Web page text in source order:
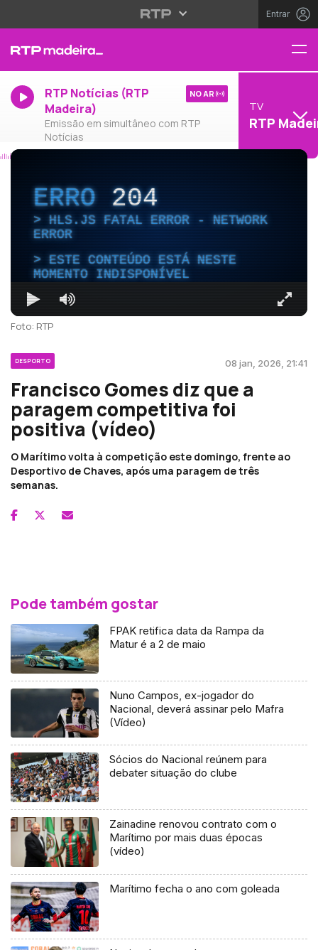
Entrar
RTP Notícias (RTP
Madeira)
Emissão em simultâneo com RTP
Notícias
NO AR
TV
RTP
ERRO204
HLS.JS FATAL ERROR - NETWORK
ERROR
ESTE CONTEÚDO ESTÁ NESTE
MOMENTO INDISPONÍVEL
Foto: RTP
DESPORTO 08 jan, 2026, 21:41
Francisco Gomes diz que a
paragem competitiva foi
positiva (vídeo)
O Marítimo volta à competição este domingo, frente ao
Desportivo de Chaves, após uma paragem de três
semanas.
Pode também gostar
FPAK retifica data da Rampa da
Matur é a 2 de maio
Nuno Campos, ex-jogador do
Nacional, deverá assinar pelo Mafra
(Vídeo)
Sócios do Nacional reúnem para
debater situação do clube
Zainadine renovou contrato com o
Marítimo por mais duas épocas
(vídeo)
Marítimo fecha o ano com goleada